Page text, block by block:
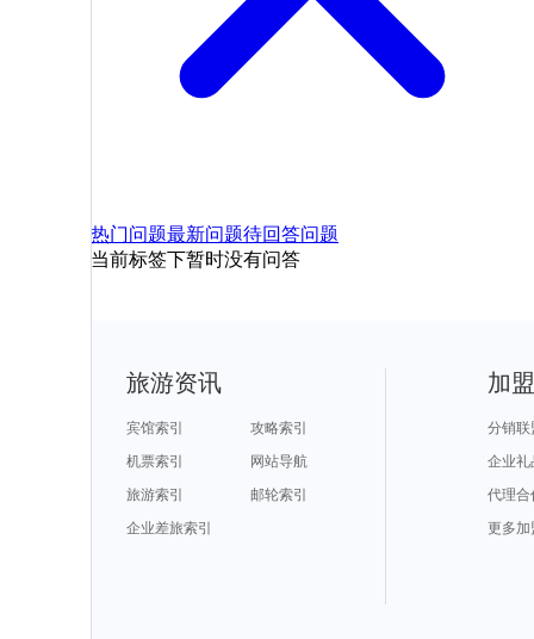
热门问题最新问题待回答问题
当前标签下暂时没有问答
旅游资讯
宾馆索引
攻略索引
机票索引
网站导航
旅游索引
邮轮索引
企业差旅索引
加
分销联
企业礼
代理合
更多加